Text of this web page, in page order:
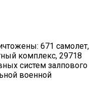
671 самолет,
комплекс, 29718
систем залпового
военной